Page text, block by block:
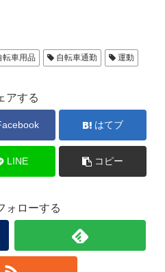
転車用品 自転車通勤 運動
アする
はてブ
LINE コピー
ォローする